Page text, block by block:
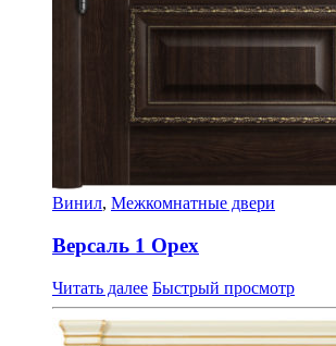
Винил, Межкомнатные двери
Версаль 1 Орех
Читать далее Быстрый просмотр